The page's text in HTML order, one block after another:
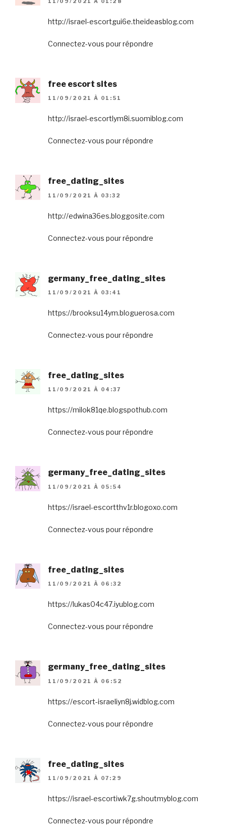
http://israel-escortgui6e.theideasblog.com
Connectez-vous pour répondre
free escort sites
11/09/2021 À 01:51
http://israel-escortlym8i.suomiblog.com
Connectez-vous pour répondre
free_dating_sites
11/09/2021 À 03:32
http://edwina36es.bloggosite.com
Connectez-vous pour répondre
germany_free_dating_sites
11/09/2021 À 03:41
https://brooksu14ym.bloguerosa.com
Connectez-vous pour répondre
free_dating_sites
11/09/2021 À 04:37
https://milok81qe.blogspothub.com
Connectez-vous pour répondre
germany_free_dating_sites
11/09/2021 À 05:54
https://israel-escortthv1r.blogoxo.com
Connectez-vous pour répondre
free_dating_sites
11/09/2021 À 06:32
https://lukas04c47.iyublog.com
Connectez-vous pour répondre
germany_free_dating_sites
11/09/2021 À 06:52
https://escort-israeliyn8j.widblog.com
Connectez-vous pour répondre
free_dating_sites
11/09/2021 À 07:29
https://israel-escortiwk7g.shoutmyblog.com
Connectez-vous pour répondre